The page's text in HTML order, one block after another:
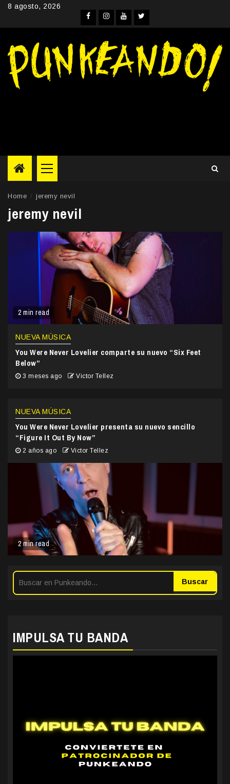
Skip8 agosto, 2026
Facebook
Instagram
YouTube
Twitter
Primary
Menu
Home jeremy nevil
jeremy nevil
2 min read
NUEVA MÚSICA
You Were Never Lovelier comparte su nuevo “Six Feet
Below”
3 meses ago Victor Tellez
2 min read
NUEVA MÚSICA
You Were Never Lovelier presenta su nuevo sencillo
“Figure It Out By Now”
2 años ago Victor Tellez
Buscar
IMPULSA TU BANDA